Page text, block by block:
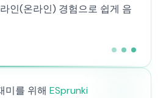
인(온라인) 경험으로 쉽게 음
미를 위해 ESprunki